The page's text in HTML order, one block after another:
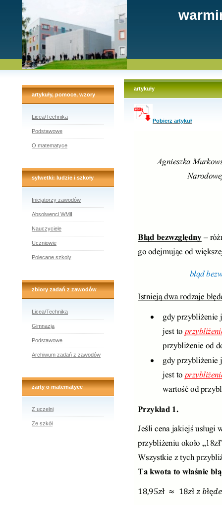
artykuły, pomoce, wzory
Licea/Technika
Podstawowe
O matematyce
sylwetki: ludzie i szkoły
Inicjatorzy zawodów
Absolwenci WMiI
Nauczyciele
Uczniowie
Polecane szkoly
zbiory zadań z zawodów
Licea/Technika
Gimnazja
Podstawowe
Archiwum zadań z zawodów
żarty o matematyce
Z uczelni
Ze szkół
artykuły
Pobierz artykuł